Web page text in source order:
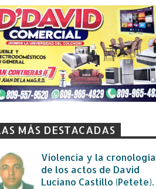
MÁS DESTACADAS
Violencia y la cronología
de los actos de David
Luciano Castillo (Petete).